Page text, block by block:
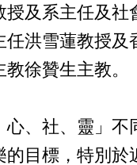
授及系主任及社
任洪雪蓮教授及
徐贊生主教。
心、社、靈」不
的目標，特別於